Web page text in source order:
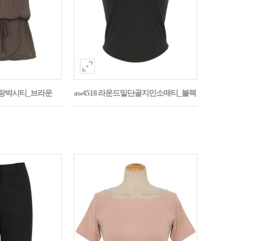
박시티_브라운 aw4518 라운드밑단골지민소매티_블랙